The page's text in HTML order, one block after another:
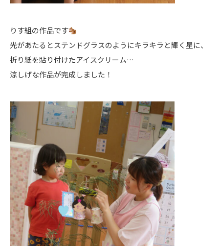
りす組の作品です
光があたるとステンドグラスのようにキラキラと輝く星に、
折り紙を貼り付けたアイスクリーム…
涼しげな作品が完成しました！